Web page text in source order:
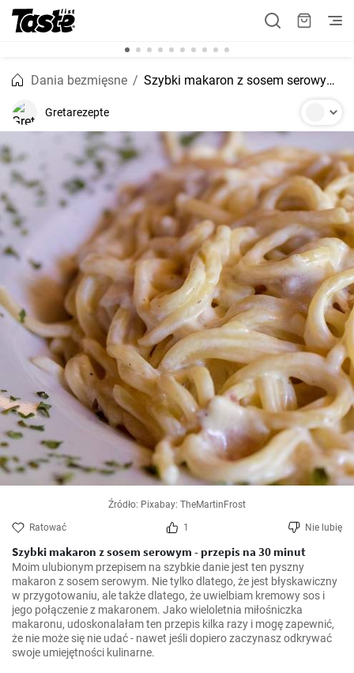
Dania bezmięsne Szybki makaron z sosem serowym - przepis na 30 minut
Gretarezepte
Źródło: Pixabay: TheMartinFrost
Ratować 1 Nie lubię
Szybki makaron z sosem serowym - przepis na 30 minut
Moim ulubionym przepisem na szybkie danie jest ten pyszny
makaron z sosem serowym. Nie tylko dlatego, że jest błyskawiczny
w przygotowaniu, ale także dlatego, że uwielbiam kremowy sos i
jego połączenie z makaronem. Jako wieloletnia miłośniczka
makaronu, udoskonalałam ten przepis kilka razy i mogę zapewnić,
że nie może się nie udać - nawet jeśli dopiero zaczynasz odkrywać
swoje umiejętności kulinarne.